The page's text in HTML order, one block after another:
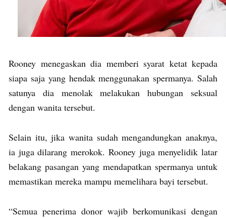
Rooney menegaskan dia memberi syarat ketat kepada
siapa saja yang hendak menggunakan spermanya. Salah
satunya dia menolak melakukan hubungan seksual
dengan wanita tersebut.
Selain itu, jika wanita sudah mengandungkan anaknya,
ia juga dilarang merokok. Rooney juga menyelidik latar
belakang pasangan yang mendapatkan spermanya untuk
memastikan mereka mampu memelihara bayi tersebut.
“Semua penerima donor wajib berkomunikasi dengan